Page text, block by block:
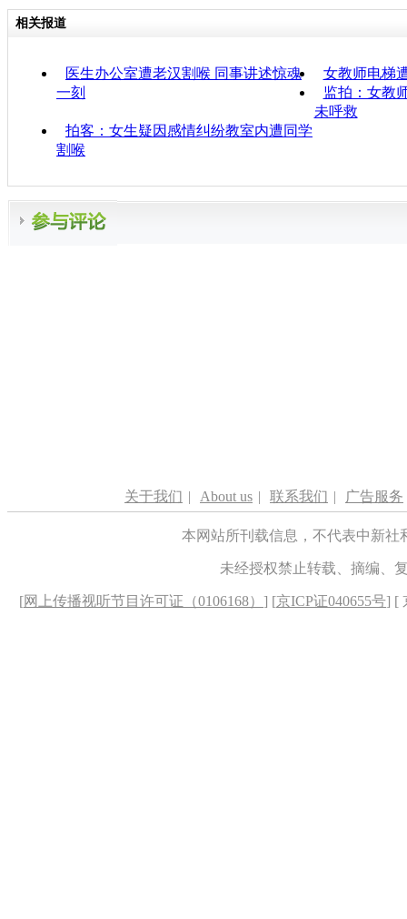
相关报道
医生办公室遭老汉割喉 同事讲述惊魂
一刻
女教师电梯
监拍：女教
未呼救
拍客：女生疑因感情纠纷教室内遭同学
割喉
关于我们 | About us | 联系我们 | 广告服务
本网站所刊载信息，不代表中新
未经授权禁止转载、摘编、
[网上传播视听节目许可证（0106168） ] [京ICP证040655号] [